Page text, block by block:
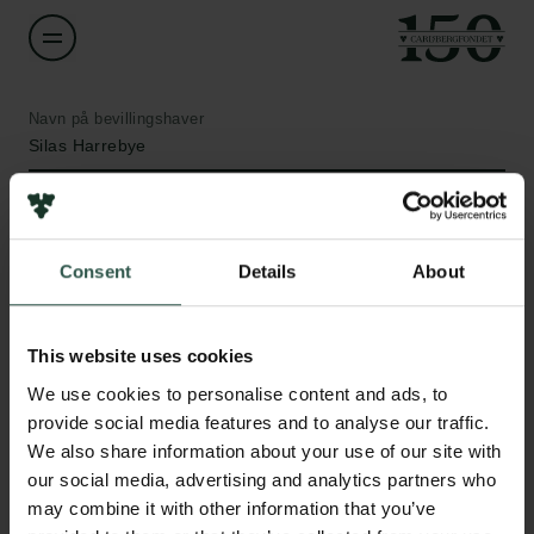
Consent Details About
This website uses cookies
We use cookies to personalise content and ads, to
provide social media features and to analyse our traffic.
We also share information about your use of our site with
our social media, advertising and analytics partners who
may combine it with other information that you’ve
Navn på bevillingshaver
Silas Harrebye
Institution
Roskilde University
DKK 31,000
År
2021
Bevillingstype
Links
Pressekontakt
Job hos os
Databeskyttelsespolitik
Whistleblowerordning